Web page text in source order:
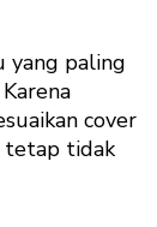
yang paling
cover
tetap tidak